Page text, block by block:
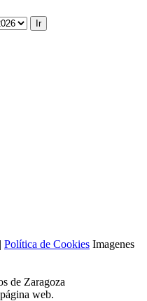
| Política de Cookies Imagenes
de Zaragoza
web.